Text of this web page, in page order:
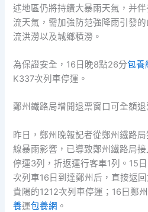
述地區仍將持續大暴雨天氣，并
流天氣，需加強防范強降雨引發
流洪澇以及城鄉積澇。
為保證安全，16日晚8點26分包養
K337次列車停運。
鄭州鐵路局增開退票窗口可全額退
昨日，鄭州晚報記者從鄭州鐵路
線暴雨影響，已導致鄭州鐵路局
停運3列，折返運行客車1列。15
次列車16日到達鄭州后，直接返
貴陽的1212次列車停運；16日鄭
養運包養網 。